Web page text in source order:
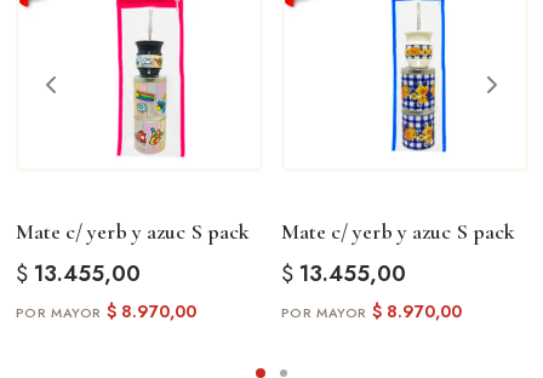
Mate c/ yerb y azuc S pack
$13.455,00
$8.970,00
Mate c/ yerb y azuc S pack
$13.455,00
$8.970,00